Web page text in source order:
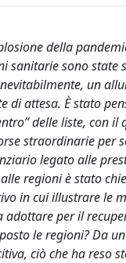
della
sanitarie sono state
un
di attesa. È stato
delle liste, con il
straordinarie per
legato alle
regioni è stato
in cui illustrare le
adottare per il
le regioni? Da
ciò che ha reso